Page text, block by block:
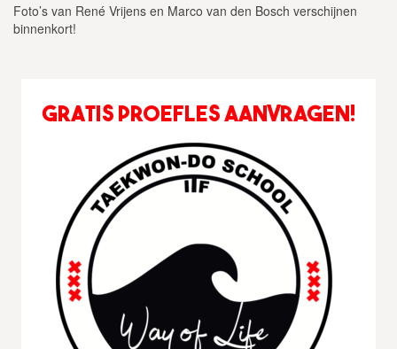
Foto’s van René Vrijens en Marco van den Bosch verschijnen
binnenkort!